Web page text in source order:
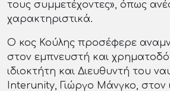
τους συμμετέχοντες», όπως
χαρακτηριστικά.
Ο κος Κούλης προσέφερε
στον εμπνευστή και
ιδιοκτήτη και Διευθυντή του
Interunity, Γιώργο Μάνγκο, στον